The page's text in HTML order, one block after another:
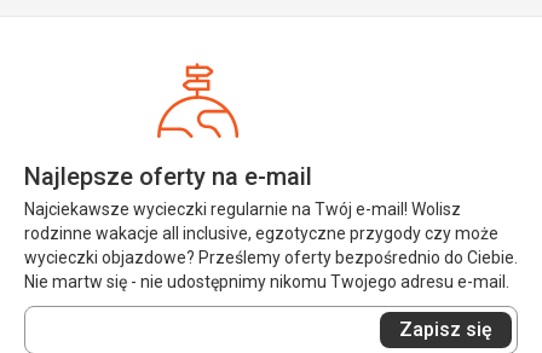
Najlepsze oferty na e-mail
Najciekawsze wycieczki regularnie na Twój e-mail! Wolisz
rodzinne wakacje all inclusive, egzotyczne przygody czy może
wycieczki objazdowe? Prześlemy oferty bezpośrednio do Ciebie.
Nie martw się - nie udostępnimy nikomu Twojego adresu e-mail.
Wprowadź
swój
Zapisz się